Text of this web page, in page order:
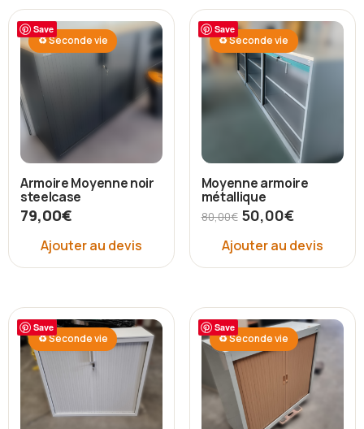
Save
♻ Seconde vie
Armoire Moyenne noir
steelcase
79,00€
Ajouter au devis
Save
♻ Seconde vie
Moyenne armoire
métallique
80,00€ 50,00€
Ajouter au devis
Save
♻ Seconde vie
Save
♻ Seconde vie